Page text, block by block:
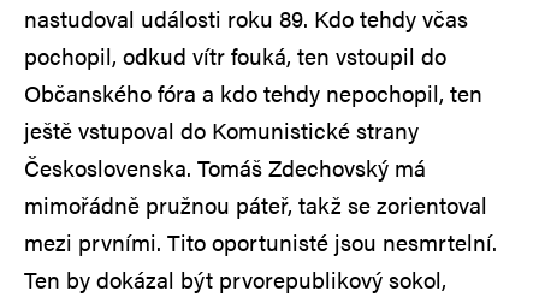
nastudoval události roku 89. Kdo tehdy včas
pochopil, odkud vítr fouká, ten vstoupil do
Občanského fóra a kdo tehdy nepochopil, ten
ještě vstupoval do Komunistické strany
Československa. Tomáš Zdechovský má
mimořádně pružnou páteř, takž se zorientoval
mezi prvními. Tito oportunisté jsou nesmrtelní.
Ten by dokázal být prvorepublikový sokol,